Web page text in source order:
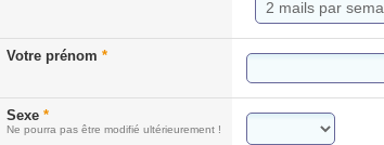
Votre prénom *
Sexe *
Ne pourra pas être modifié ultérieurement !